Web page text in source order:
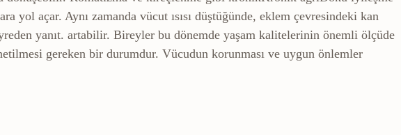
yol açar. Aynı zamanda vücut ısısı düştüğünde, eklem çevresindeki kan
yanıt. artabilir. Bireyler bu dönemde yaşam kalitelerinin önemli ölçüde
gereken bir durumdur. Vücudun korunması ve uygun önlemler